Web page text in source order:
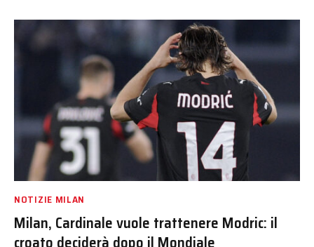
NOTIZIE MILAN
Milan, Cardinale vuole trattenere Modric: il
croato deciderà dopo il Mondiale